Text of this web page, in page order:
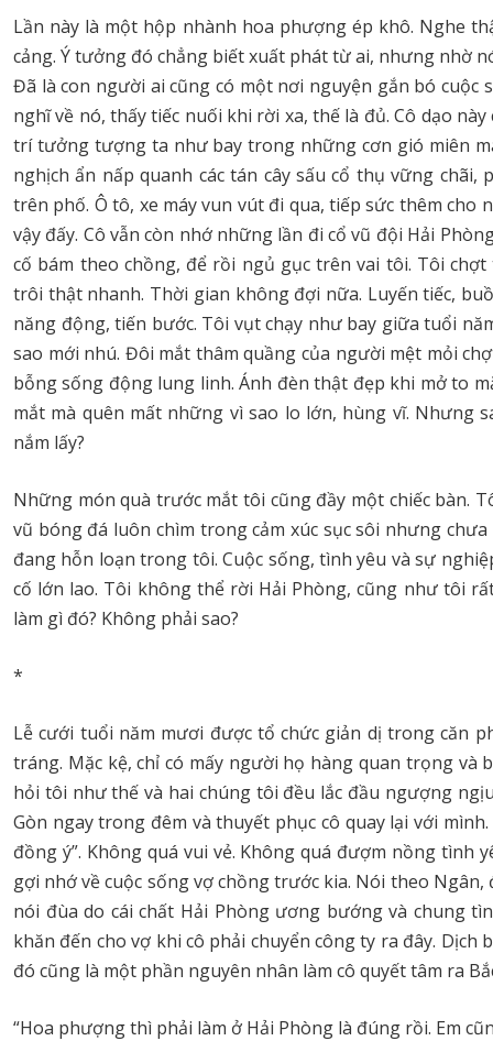
Lần này là một hộp nhành hoa phượng ép khô. Nghe
cảng. Ý tưởng đó chẳng biết xuất phát từ ai, nhưng nhờ
Đã là con người ai cũng có một nơi nguyện gắn bó
nghĩ về nó, thấy tiếc nuối khi rời xa, thế là đủ. Cô dạo
trí tưởng tượng ta như bay trong những cơn gió miên
nghịch ẩn nấp quanh các tán cây sấu cổ thụ vững
trên phố. Ô tô, xe máy vun vút đi qua, tiếp sức thêm
vậy đấy. Cô vẫn còn nhớ những lần đi cổ vũ đội Hải
cố bám theo chồng, để rồi ngủ gục trên vai tôi. Tôi
trôi thật nhanh. Thời gian không đợi nữa. Luyến tiếc,
năng động, tiến bước. Tôi vụt chạy như bay giữa tuổi
sao mới nhú. Đôi mắt thâm quầng của người mệt mỏi
bỗng sống động lung linh. Ánh đèn thật đẹp khi mở to
mắt mà quên mất những vì sao lo lớn, hùng vĩ. Nhưng
nắm lấy?
Những món quà trước mắt tôi cũng đầy một chiếc bàn.
vũ bóng đá luôn chìm trong cảm xúc sục sôi nhưng
đang hỗn loạn trong tôi. Cuộc sống, tình yêu và sự
cố lớn lao. Tôi không thể rời Hải Phòng, cũng như tôi
làm gì đó? Không phải sao?
*
Lễ cưới tuổi năm mươi được tổ chức giản dị trong căn
tráng. Mặc kệ, chỉ có mấy người họ hàng quan trọng và
hỏi tôi như thế và hai chúng tôi đều lắc đầu ngượng
Gòn ngay trong đêm và thuyết phục cô quay lại với
đồng ý”. Không quá vui vẻ. Không quá đượm nồng
gợi nhớ về cuộc sống vợ chồng trước kia. Nói theo
nói đùa do cái chất Hải Phòng ương bướng và chung
khăn đến cho vợ khi cô phải chuyển công ty ra đây.
đó cũng là một phần nguyên nhân làm cô quyết tâm ra
“Hoa phượng thì phải làm ở Hải Phòng là đúng rồi. Em